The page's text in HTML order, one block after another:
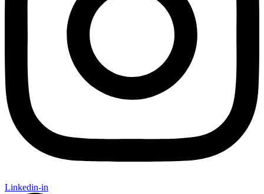
Linkedin-in